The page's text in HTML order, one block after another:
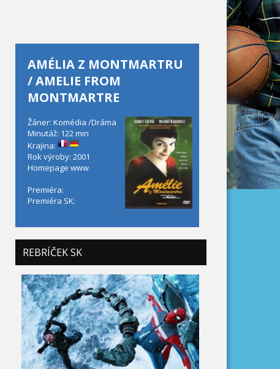
AMÉLIA Z MONTMARTRU
/ AMELIE FROM
MONTMARTRE
Žáner: Komédia /Dráma
Minutáž: 122 min
Krajina:
Rok výroby: 2001
Homepage www
Premiéra:
Premiéra SK:
REBRÍČEK SK